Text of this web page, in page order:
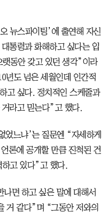
뉴스파이팅’에 출연해 자신
통령과 화해하고 싶다는 입
동안 갖고 있던 생각”이라
년도 넘은 세월인데 인간적
고 싶다. 정치적인 스케줄과
라고 믿는다”고 했다.
었느냐’는 질문엔 “자세하게
론에 공개할 만큼 진척된 건
고 있다”고 했다.
면 하고 싶은 말에 대해서
거 같다”며 “그동안 저와의